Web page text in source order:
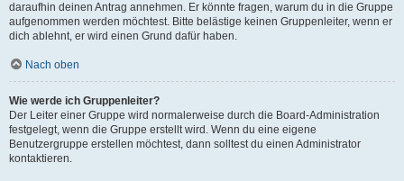
daraufhin deinen Antrag annehmen. Er könnte fragen, warum du in die Gruppe
aufgenommen werden möchtest. Bitte belästige keinen Gruppenleiter, wenn er
dich ablehnt, er wird einen Grund dafür haben.
Nach oben
Wie werde ich Gruppenleiter?
Der Leiter einer Gruppe wird normalerweise durch die Board-Administration
festgelegt, wenn die Gruppe erstellt wird. Wenn du eine eigene
Benutzergruppe erstellen möchtest, dann solltest du einen Administrator
kontaktieren.